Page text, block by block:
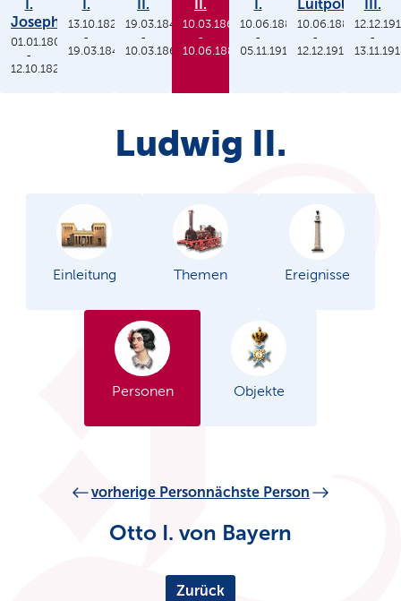
I.
Joseph
01.01.1806
-
12.10.1825
I.
13.10.1825
-
19.03.1848
II.
19.03.1848
-
10.03.1864
II.
10.03.1864
-
10.06.1886
I.
10.06.1886
-
05.11.1913
Luitpold
10.06.1886
-
12.12.1912
III.
-
Ludwig II.
Einleitung Themen Ereignisse
Personen Objekte
vorherige Personnächste Person
Otto I. von Bayern
Zurück